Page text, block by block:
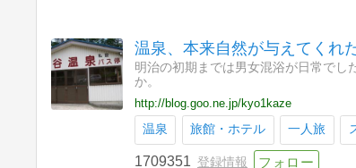
温泉、本来自然が与えてくれ
明治の初期までは男女混浴が日常でし
か。
http://blog.goo.ne.jp/kyo1kaze
温泉
旅館・ホテル 一人旅
1709351 登録情報